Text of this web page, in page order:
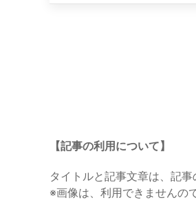
【記事の利用について】
タイトルと記事文章は、記
※画像は、利用できませんの